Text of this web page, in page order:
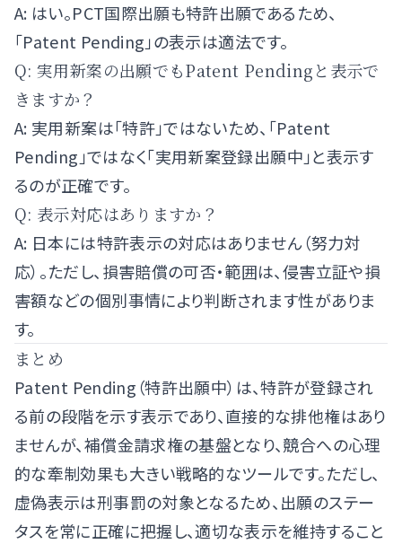
A: はい。PCT国際出願も特許出願であるため、
「Patent Pending」の表示は適法です。
Q: 実用新案の出願でもPatent Pendingと表示で
きますか？
A: 実用新案は「特許」ではないため、「Patent
Pending」ではなく「実用新案登録出願中」と表示す
るのが正確です。
Q: 表示対応はありますか？
A: 日本には特許表示の対応はありません（努力対
応）。ただし、損害賠償の可否・範囲は、侵害立証や損
害額などの個別事情により判断されます性がありま
す。
まとめ
Patent Pending（特許出願中）は、特許が登録され
る前の段階を示す表示であり、直接的な排他権はあり
ませんが、補償金請求権の基盤となり、競合への心理
的な牽制効果も大きい戦略的なツールです。ただし、
虚偽表示は刑事罰の対象となるため、出願のステー
タスを常に正確に把握し、適切な表示を維持すること